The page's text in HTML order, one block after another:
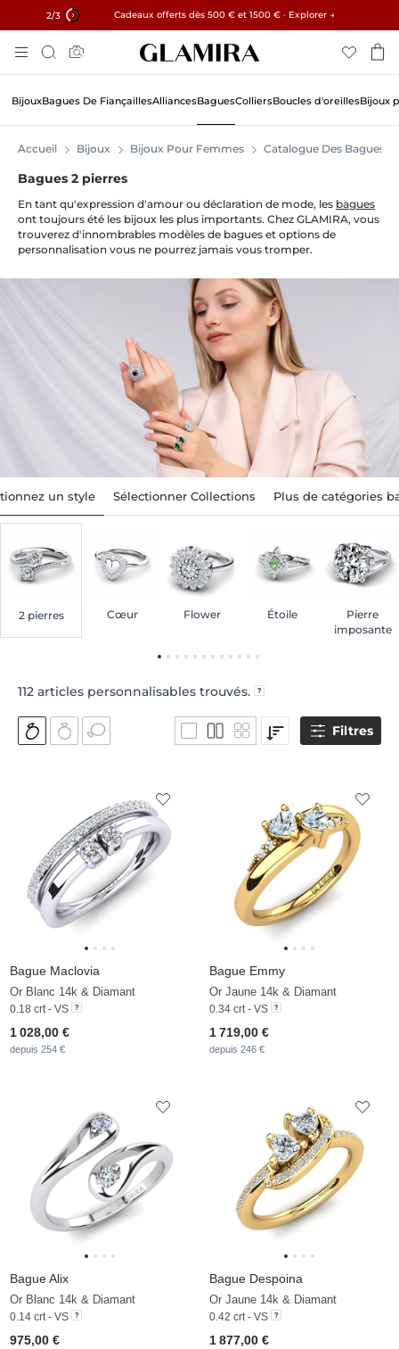
2/3 15% sur toutes les commandes →
Cadeaux offerts dès 500 € et 1500 € · Explorer →
✓ Retours sous 60 jours ✓ Redimensionnement gratuit
Au
Contenu
Rechercher
BijouxBagues De FiançaillesAlliancesBaguesColliersBoucles d'oreillesBijoux
Accueil Bijoux Bijoux Pour Femmes Catalogue Des Bagues
Bagues 2 pierres
En tant qu'expression d'amour ou déclaration de mode, les bagues
ont toujours été les bijoux les plus importants. Chez GLAMIRA, vous
trouverez d'innombrables modèles de bagues et options de
personnalisation vous ne pourrez jamais vous tromper.
un style Sélectionner Collections Plus de catégories
2 pierres Cœur Flower Étoile
Pierre
imposante
112 articles personnalisables trouvés.
Filtres
Bague Maclovia
Or Blanc 14k & Diamant
0.18 crt - VS
1 028,00 €
depuis 254 €
Bague Emmy
Or Jaune 14k & Diamant
0.34 crt - VS
1 719,00 €
depuis 246 €
Bague Alix
Or Blanc 14k & Diamant
0.14 crt - VS
975,00 €
Bague Despoina
Or Jaune 14k & Diamant
0.42 crt - VS
1 877,00 €